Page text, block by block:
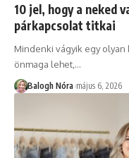
10 jel, hogy a neked
párkapcsolat titkai
Mindenki vágyik egy olyan
önmaga lehet, …
Balogh Nóra május 6, 2026